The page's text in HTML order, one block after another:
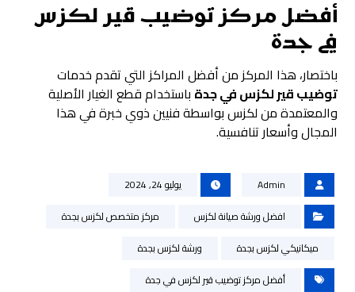
أفضل مركز توضيب قير لكزس
في جدة
باختصار، هذا المركز من أفضل المراكز التي تقدم خدمات
توضيب قير لكزس في جدة باستخدام قطع الغيار الأصلية
والمعتمدة من لكزس بواسطة فنيين ذوي خبرة في هذا
المجال وأسعار تنافسية.
Admin
يوليو 24, 2024
افضل ورشة صيانة لكزس
مركز متخصص لكزس بجدة
ميكانيكي لكزس بجدة
ورشة لكزس بجدة
أفضل مركز توضيب قير لكزس في جدة